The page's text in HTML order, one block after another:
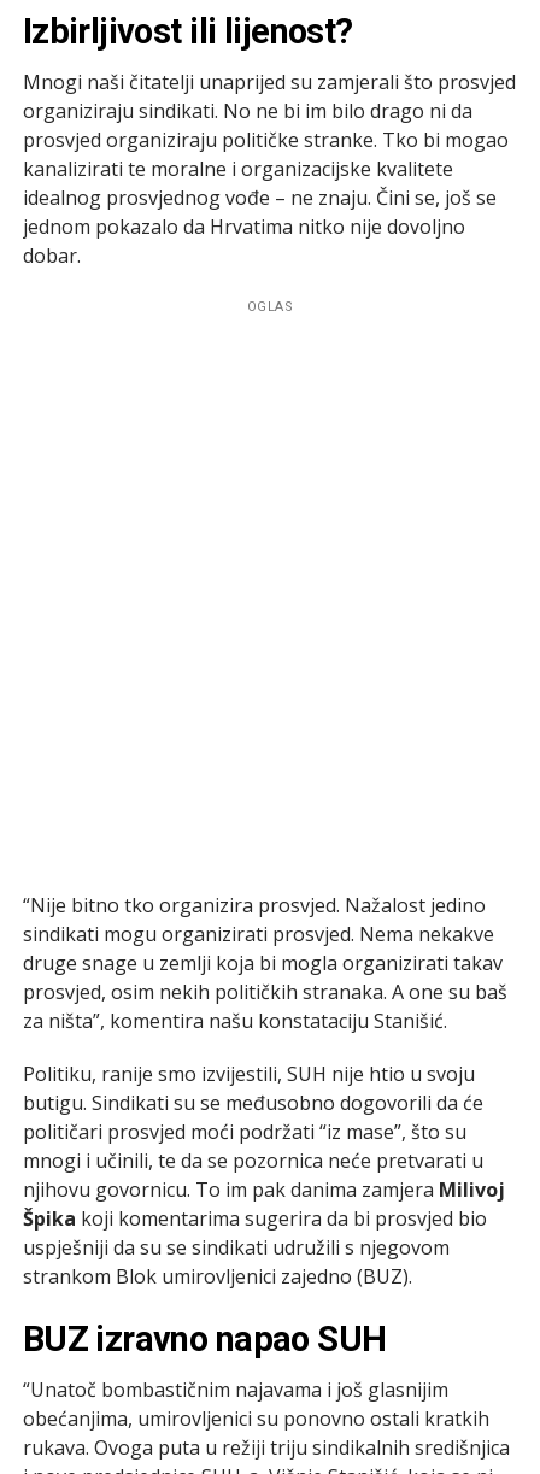
Izbirljivost ili lijenost?
Mnogi naši čitatelji unaprijed su zamjerali što prosvjed
organiziraju sindikati. No ne bi im bilo drago ni da
prosvjed organiziraju političke stranke. Tko bi mogao
kanalizirati te moralne i organizacijske kvalitete
idealnog prosvjednog vođe – ne znaju. Čini se, još se
jednom pokazalo da Hrvatima nitko nije dovoljno
dobar.
OGLAS
“Nije bitno tko organizira prosvjed. Nažalost jedino
sindikati mogu organizirati prosvjed. Nema nekakve
druge snage u zemlji koja bi mogla organizirati takav
prosvjed, osim nekih političkih stranaka. A one su baš
za ništa”, komentira našu konstataciju Stanišić.
Politiku, ranije smo izvijestili, SUH nije htio u svoju
butigu. Sindikati su se međusobno dogovorili da će
političari prosvjed moći podržati “iz mase”, što su
mnogi i učinili, te da se pozornica neće pretvarati u
njihovu govornicu. To im pak danima zamjera Milivoj
Špika koji komentarima sugerira da bi prosvjed bio
uspješniji da su se sindikati udružili s njegovom
strankom Blok umirovljenici zajedno (BUZ).
BUZ izravno napao SUH
“Unatoč bombastičnim najavama i još glasnijim
obećanjima, umirovljenici su ponovno ostali kratkih
rukava. Ovoga puta u režiji triju sindikalnih središnjica